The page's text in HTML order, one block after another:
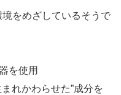
をめざしているそうで
を使用
れかわらせた”成分を